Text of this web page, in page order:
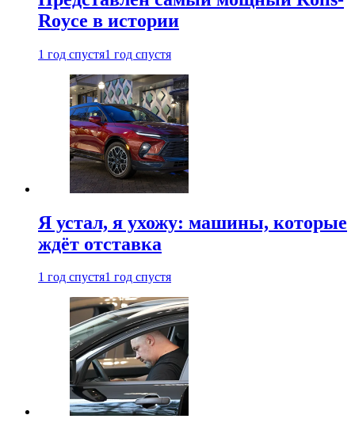
Royce в истории
1 год спустя1 год спустя
Я устал, я ухожу: машины, которые
ждёт отставка
1 год спустя1 год спустя